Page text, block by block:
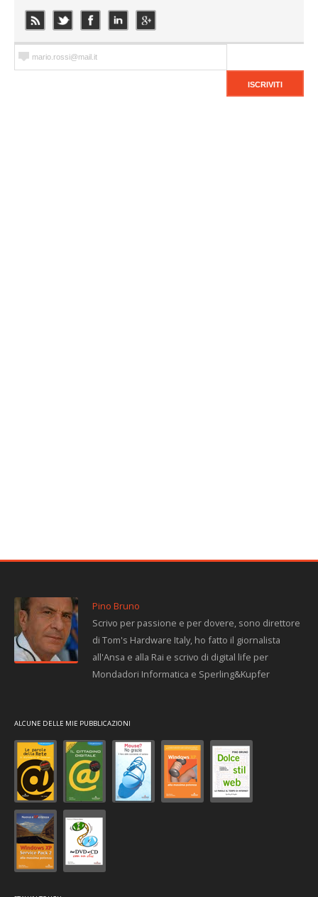
Pino Bruno
Scrivo per passione e per dovere, sono direttore
di Tom's Hardware Italy, ho fatto il giornalista
all'Ansa e alla Rai e scrivo di digital life per
Mondadori Informatica e Sperling&Kupfer
ALCUNE DELLE MIE PUBBLICAZIONI